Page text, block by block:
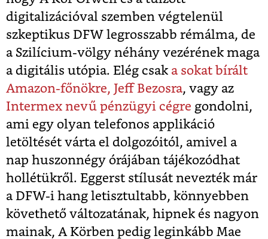
digitalizációval szemben végtelenül
szkeptikus DFW legrosszabb rémálma, de
a Szilícium-völgy néhány vezérének maga
a digitális utópia. Elég csak a sokat bírált
Amazon-főnökre, Jeff Bezosra, vagy az
Intermex nevű pénzügyi cégre gondolni,
ami egy olyan telefonos applikáció
letöltését várta el dolgozóitól, amivel a
nap huszonnégy órájában tájékozódhat
hollétükről. Eggerst stílusát nevezték már
a DFW-i hang letisztultabb, könnyebben
követhető változatának, hipnek és nagyon
mainak, A Körben pedig leginkább Mae